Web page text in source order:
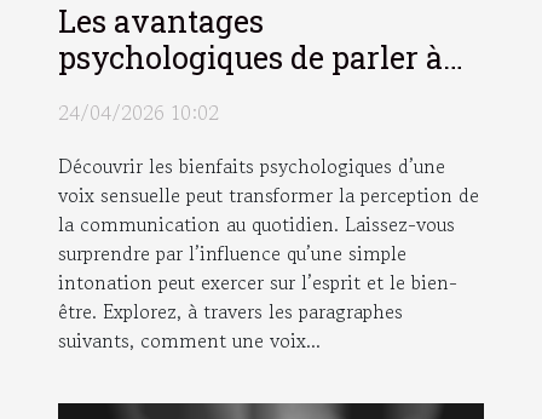
Les avantages
psychologiques de parler à
une voix sensuelle
24/04/2026 10:02
Découvrir les bienfaits psychologiques d’une
voix sensuelle peut transformer la perception de
la communication au quotidien. Laissez-vous
surprendre par l’influence qu’une simple
intonation peut exercer sur l’esprit et le bien-
être. Explorez, à travers les paragraphes
suivants, comment une voix...